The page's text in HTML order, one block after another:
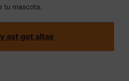
tu mascota.
ast got altas